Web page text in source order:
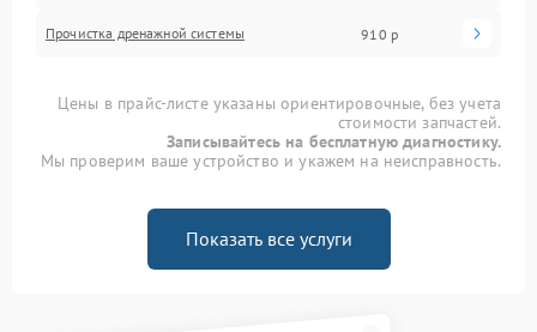
Прочистка дренажной системы 910 р
Цены в прайс-листе указаны ориентировочные, без учета
стоимости запчастей.
Записывайтесь на бесплатную диагностику.
Мы проверим ваше устройство и укажем на неисправность.
Показать все услуги